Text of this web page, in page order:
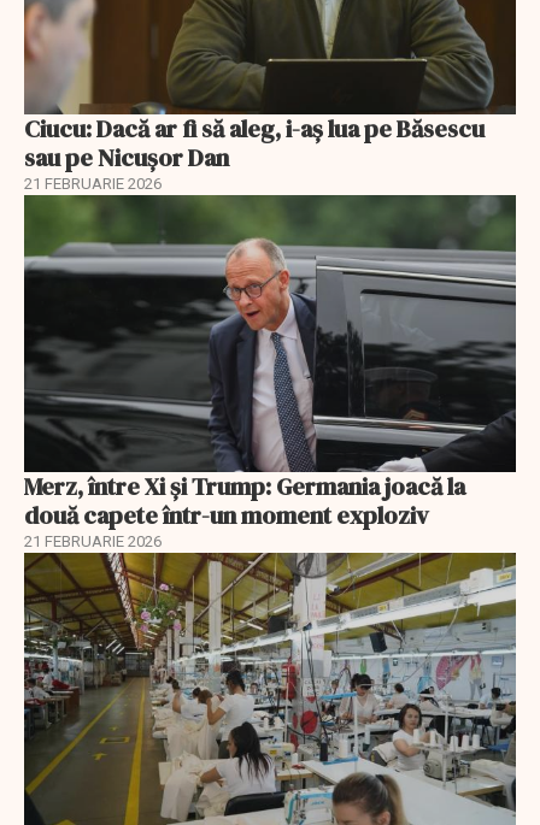
Ciucu: Dacă ar fi să aleg, i-aș lua pe Băsescu
sau pe Nicușor Dan
21 FEBRUARIE 2026
Merz, între Xi și Trump: Germania joacă la
două capete într-un moment exploziv
21 FEBRUARIE 2026